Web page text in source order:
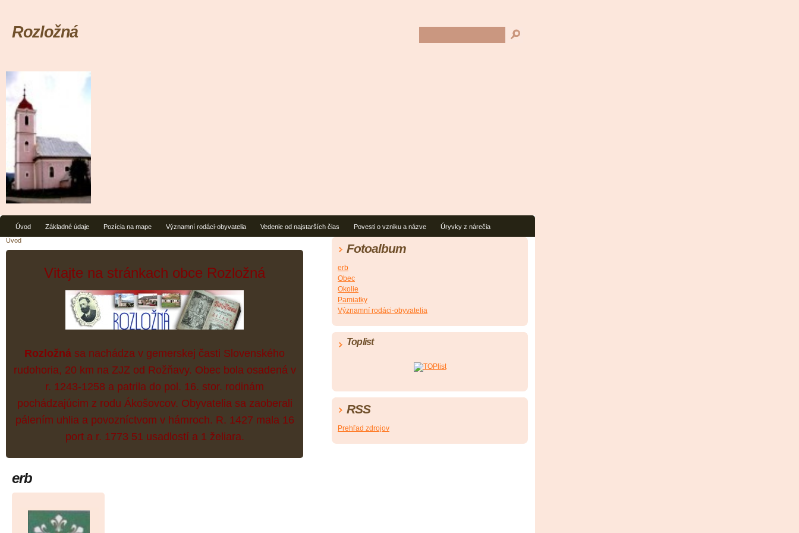
Rozložná
Úvod Základné údaje Pozícia na mape Významní rodáci-obyvatelia Vedenie od najstarších čias Povesti o vzniku a názve
Úryvky z nárečia
Úvod
Vitajte na stránkach obce Rozložná
Rozložná sa nachádza v gemerskej časti Slovenského
rudohoria, 20 km na ZJZ od Rožňavy. Obec bola osadená v
r. 1243-1258 a patrila do pol. 16. stor. rodinám
pochádzajúcim z rodu Ákošovcov. Obyvatelia sa zaoberali
pálením uhlia a povozníctvom v hámroch. R. 1427 mala 16
port a r. 1773 51 usadlostí a 1 želiara.
erb
Fotoalbum
erb
Obec
Okolie
Pamiatky
Významní rodáci-obyvatelia
Toplist
RSS
Prehľad zdrojov